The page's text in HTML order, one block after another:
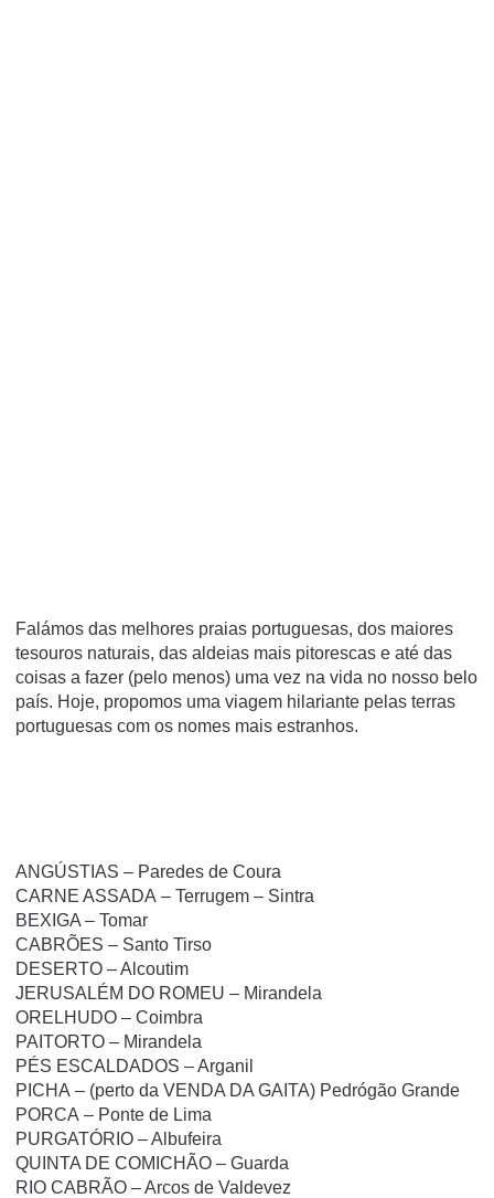
Falámos das melhores praias portuguesas, dos maiores
tesouros naturais, das aldeias mais pitorescas e até das
coisas a fazer (pelo menos) uma vez na vida no nosso belo
país. Hoje, propomos uma viagem hilariante pelas terras
portuguesas com os nomes mais estranhos.
ANGÚSTIAS – Paredes de Coura
CARNE ASSADA – Terrugem – Sintra
BEXIGA – Tomar
CABRÕES – Santo Tirso
DESERTO – Alcoutim
JERUSALÉM DO ROMEU – Mirandela
ORELHUDO – Coimbra
PAITORTO – Mirandela
PÉS ESCALDADOS – Arganil
PICHA – (perto da VENDA DA GAITA) Pedrógão Grande
PORCA – Ponte de Lima
PURGATÓRIO – Albufeira
QUINTA DE COMICHÃO – Guarda
RIO CABRÃO – Arcos de Valdevez